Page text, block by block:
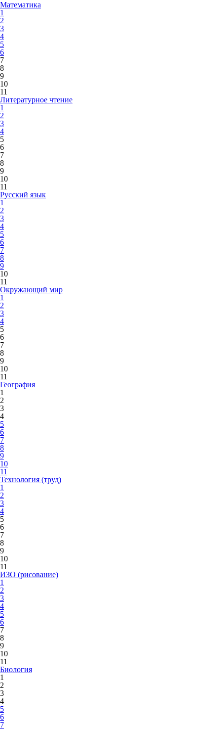
Математика
1
2
3
4
5
6
7
8
9
10
11
Литературное чтение
1
2
3
4
5
6
7
8
9
10
11
Русский язык
1
2
3
4
5
6
7
8
9
10
11
Окружающий мир
1
2
3
4
5
6
7
8
9
10
11
География
1
2
3
4
5
6
7
8
9
10
11
Технология (труд)
1
2
3
4
5
6
7
8
9
10
11
ИЗО (рисование)
1
2
3
4
5
6
7
8
9
10
11
Биология
1
2
3
4
5
6
7